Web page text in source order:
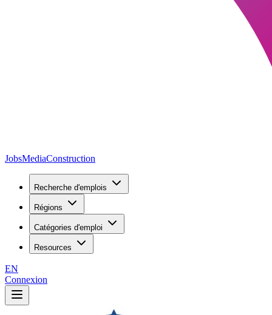
JobsMediaConstruction
Recherche d'emplois
Régions
Catégories d'emploi
Resources
EN
Connexion